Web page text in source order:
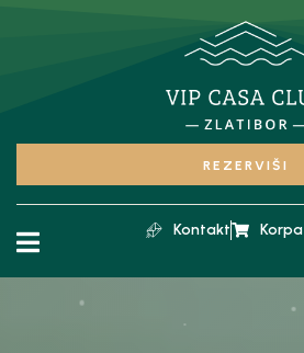
REZERVIŠI
Kontakt Korpa